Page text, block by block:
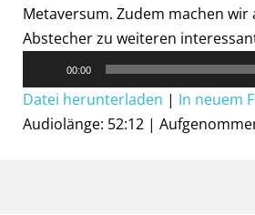
Metaversum. Zudem machen wir
Abstecher zu weiteren
Player
00:00
Datei herunterladen | In neuem
Audiolänge: 52:12 |